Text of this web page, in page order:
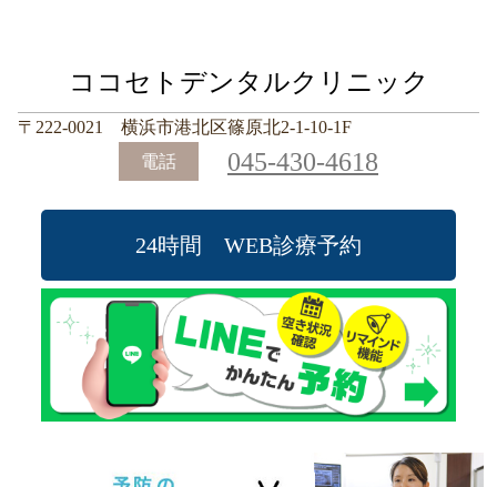
ココセトデンタルクリニック
〒222-0021 横浜市港北区篠原北2-1-10-1F
電話
045-430-4618
24時間 WEB診療予約